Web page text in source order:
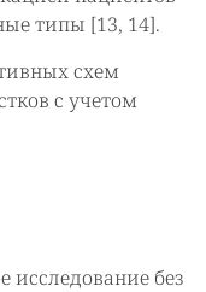
типы [13, 14].
схем
с учетом
исследование без